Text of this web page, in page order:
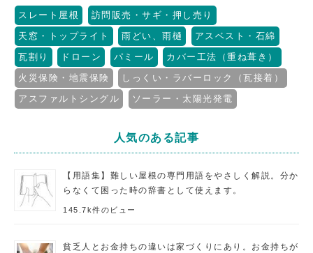
スレート屋根
訪問販売・サギ・押し売り
天窓・トップライト
雨どい、雨樋
アスベスト・石綿
瓦割り
ドローン パミール
カバー工法（重ね葺き）
火災保険・地震保険
しっくい・ラバーロック（瓦接着）
アスファルトシングル
ソーラー・太陽光発電
人気のある記事
【用語集】難しい屋根の専門用語をやさしく解説。分か
らなくて困った時の辞書として使えます。
145.7k件のビュー
貧乏人とお金持ちの違いは家づくりにあり。お金持ちが